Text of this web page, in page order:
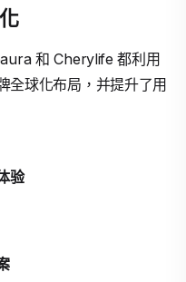
和 Cherylife 都利用
全球化布局，并提升了用
验